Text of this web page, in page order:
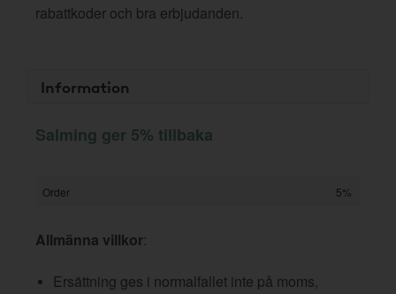
rabattkoder och bra erbjudanden.
Information
Salming ger 5% tillbaka
Order 5%
Allmänna villkor:
Ersättning ges i normalfallet inte på moms,